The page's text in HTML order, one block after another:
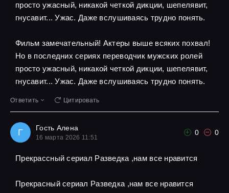
просто ужасный, никакой четкой дикции, шепелявит,
гнусавит... Ужас. Даже вслушиваясь трудно понять.
Фильм замечательный! Актеры выше всяких похвал!
Но в последних сериях переводчик мужских ролей
просто ужасный, никакой четкой дикции, шепелявит,
гнусавит... Ужас. Даже вслушиваясь трудно понять.
Ответить Цитировать
Г Гость Алена
16 марта 2026 11:51
0 0
Прекрассный сериал Разведка ,нам все нравится
Прекрасный сериал Разведка ,нам все нравится